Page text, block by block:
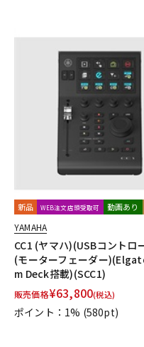
新品 WEB注文店頭受取可 動画あり
YAMAHA
CC1 (ヤマハ)(USBコントロ
(モーターフェーダー
m Deck搭載)(SCC1)
販売価格¥63,800(税込)
ポイント：1% (580pt)